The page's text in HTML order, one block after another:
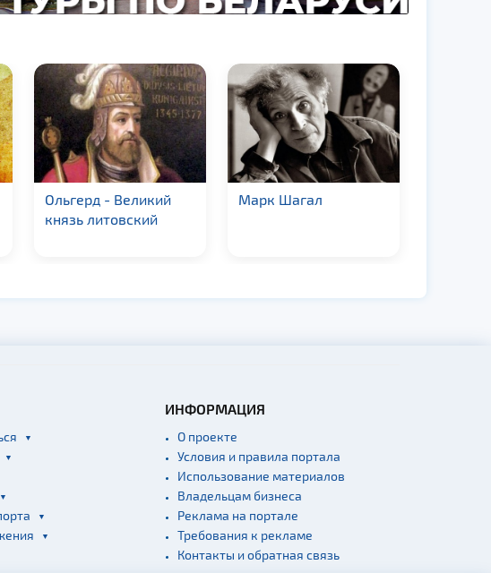
Ольгерд - Великий
князь литовский
Марк Шагал
ИНФОРМАЦИЯ
О проекте
Условия и правила портала
Использование материалов
Владельцам бизнеса
Реклама на портале
Требования к рекламе
Контакты и обратная связь